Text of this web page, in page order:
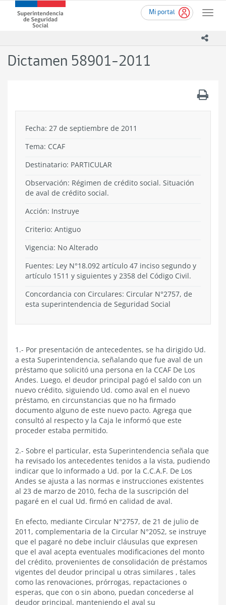
contenido
Mi portal
Toggle
Superintendencia
de
-
Dictamen 58901-2011
Fecha: 27 de septiembre de 2011
Tema: CCAF
Destinatario: PARTICULAR
Observación: Régimen de crédito social. Situación
de aval de crédito social.
Acción: Instruye
Criterio: Antiguo
Vigencia: No Alterado
Fuentes: Ley N°18.092 artículo 47 inciso segundo y
artículo 1511 y siguientes y 2358 del Código Civil.
Concordancia con Circulares: Circular N°2757, de
esta superintendencia de Seguridad Social
1.- Por presentación de antecedentes, se ha dirigido Ud.
a esta Superintendencia, señalando que fue aval de un
préstamo que solicitó una persona en la CCAF De Los
Andes. Luego, el deudor principal pagó el saldo con un
nuevo crédito, siguiendo Ud. como aval en el nuevo
préstamo, en circunstancias que no ha firmado
documento alguno de este nuevo pacto. Agrega que
consultó al respecto y la Caja le informó que este
proceder estaba permitido.
2.- Sobre el particular, esta Superintendencia señala que
ha revisado los antecedentes tenidos a la vista, pudiendo
indicar que lo informado a Ud. por la C.C.A.F. De Los
Andes se ajusta a las normas e instrucciones existentes
al 23 de marzo de 2010, fecha de la suscripción del
pagaré en el cual Ud. firmó en calidad de aval.
En efecto, mediante Circular N°2757, de 21 de julio de
2011, complementaria de la Circular N°2052, se instruye
que el pagaré no debe incluir cláusulas que expresen
que el aval acepta eventuales modificaciones del monto
del crédito, provenientes de consolidación de préstamos
vigentes del deudor principal u otras similares , tales
como las renovaciones, prórrogas, repactaciones o
esperas, que con o sin abono, puedan concederse al
deudor principal, manteniendo el aval su